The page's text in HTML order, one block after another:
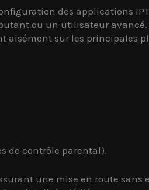
des applications
ou un utilisateur avancé.
aisément sur les principales
de contrôle parental).
une mise en route sans